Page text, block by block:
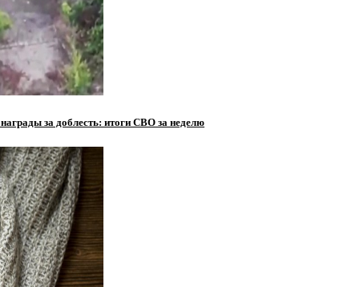
за доблесть: итоги СВО за неделю